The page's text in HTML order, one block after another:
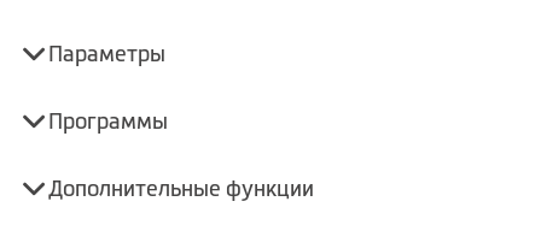
Параметры
Программы
Дополнительные функции